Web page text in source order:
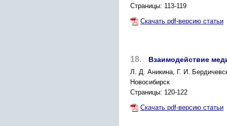
Страницы: 113-119
Скачать pdf-версию статьи
18. Взаимодействие
Л. Д. Аникина, Г. И.
Новосибирск
Страницы: 120-122
Скачать pdf-версию статьи